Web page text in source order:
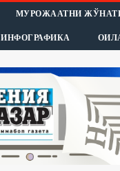
МУРОЖААТНИ
ИНФОГРАФИКА